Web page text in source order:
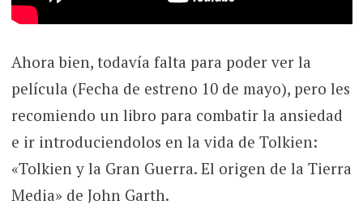
Ahora bien, todavía falta para poder ver la
película (Fecha de estreno 10 de mayo), pero les
recomiendo un libro para combatir la ansiedad
e ir introduciendolos en la vida de Tolkien:
«Tolkien y la Gran Guerra. El origen de la Tierra
Media» de John Garth.